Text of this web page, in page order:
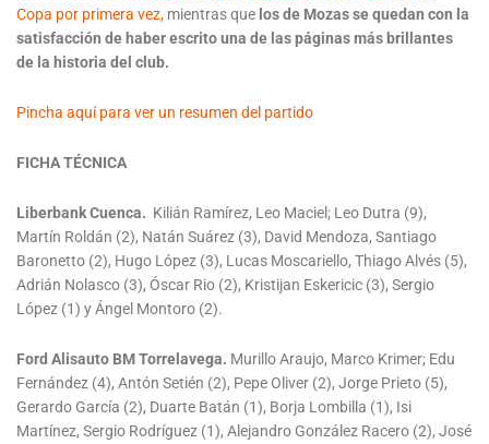
Copa por primera vez, mientras que los de Mozas se quedan con la
satisfacción de haber escrito una de las páginas más brillantes
de la historia del club.
Pincha aquí para ver un resumen del partido
FICHA TÉCNICA
Liberbank Cuenca. Kilián Ramírez, Leo Maciel; Leo Dutra (9),
Martín Roldán (2), Natán Suárez (3), David Mendoza, Santiago
Baronetto (2), Hugo López (3), Lucas Moscariello, Thiago Alvés (5),
Adrián Nolasco (3), Óscar Rio (2), Kristijan Eskericic (3), Sergio
López (1) y Ángel Montoro (2).
Ford Alisauto BM Torrelavega. Murillo Araujo, Marco Krimer; Edu
Fernández (4), Antón Setién (2), Pepe Oliver (2), Jorge Prieto (5),
Gerardo García (2), Duarte Batán (1), Borja Lombilla (1), Isi
Martínez, Sergio Rodríguez (1), Alejandro González Racero (2), José